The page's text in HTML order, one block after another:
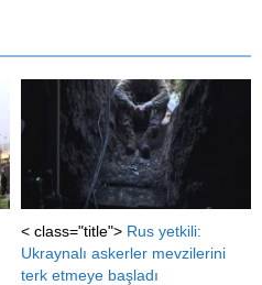
< class="title"> Rus yetkili:
Ukraynalı askerler mevzilerini
terk etmeye başladı